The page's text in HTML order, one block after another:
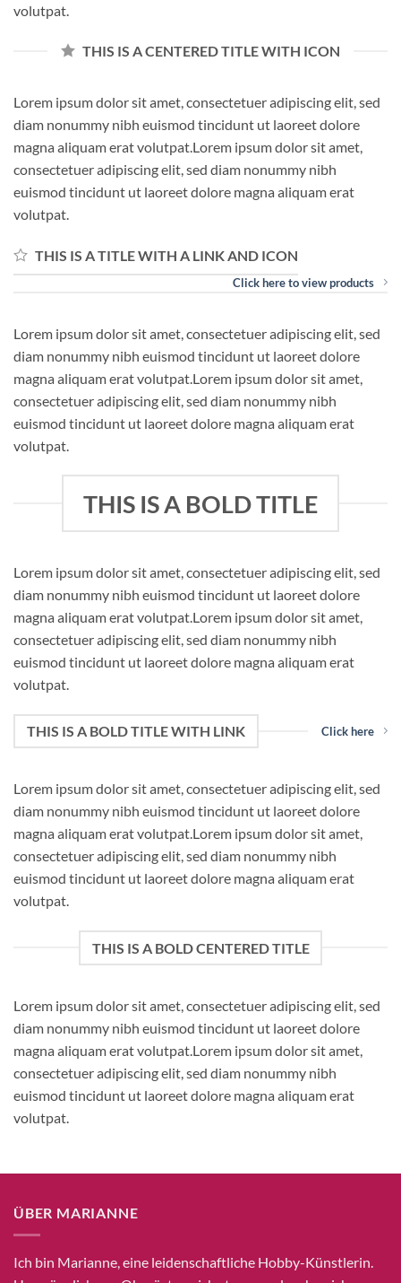
volutpat.
THIS IS A CENTERED TITLE WITH ICON
Lorem ipsum dolor sit amet, consectetuer adipiscing elit, sed
diam nonummy nibh euismod tincidunt ut laoreet dolore
magna aliquam erat volutpat.Lorem ipsum dolor sit amet,
consectetuer adipiscing elit, sed diam nonummy nibh
euismod tincidunt ut laoreet dolore magna aliquam erat
volutpat.
THIS IS A TITLE WITH A LINK AND ICON
Click here to view products
Lorem ipsum dolor sit amet, consectetuer adipiscing elit, sed
diam nonummy nibh euismod tincidunt ut laoreet dolore
magna aliquam erat volutpat.Lorem ipsum dolor sit amet,
consectetuer adipiscing elit, sed diam nonummy nibh
euismod tincidunt ut laoreet dolore magna aliquam erat
volutpat.
THIS IS A BOLD TITLE
Lorem ipsum dolor sit amet, consectetuer adipiscing elit, sed
diam nonummy nibh euismod tincidunt ut laoreet dolore
magna aliquam erat volutpat.Lorem ipsum dolor sit amet,
consectetuer adipiscing elit, sed diam nonummy nibh
euismod tincidunt ut laoreet dolore magna aliquam erat
volutpat.
THIS IS A BOLD TITLE WITH LINK Click here
Lorem ipsum dolor sit amet, consectetuer adipiscing elit, sed
diam nonummy nibh euismod tincidunt ut laoreet dolore
magna aliquam erat volutpat.Lorem ipsum dolor sit amet,
consectetuer adipiscing elit, sed diam nonummy nibh
euismod tincidunt ut laoreet dolore magna aliquam erat
volutpat.
THIS IS A BOLD CENTERED TITLE
Lorem ipsum dolor sit amet, consectetuer adipiscing elit, sed
diam nonummy nibh euismod tincidunt ut laoreet dolore
magna aliquam erat volutpat.Lorem ipsum dolor sit amet,
consectetuer adipiscing elit, sed diam nonummy nibh
euismod tincidunt ut laoreet dolore magna aliquam erat
volutpat.
ÜBER MARIANNE
Ich bin Marianne, eine leidenschaftliche Hobby-Künstlerin.